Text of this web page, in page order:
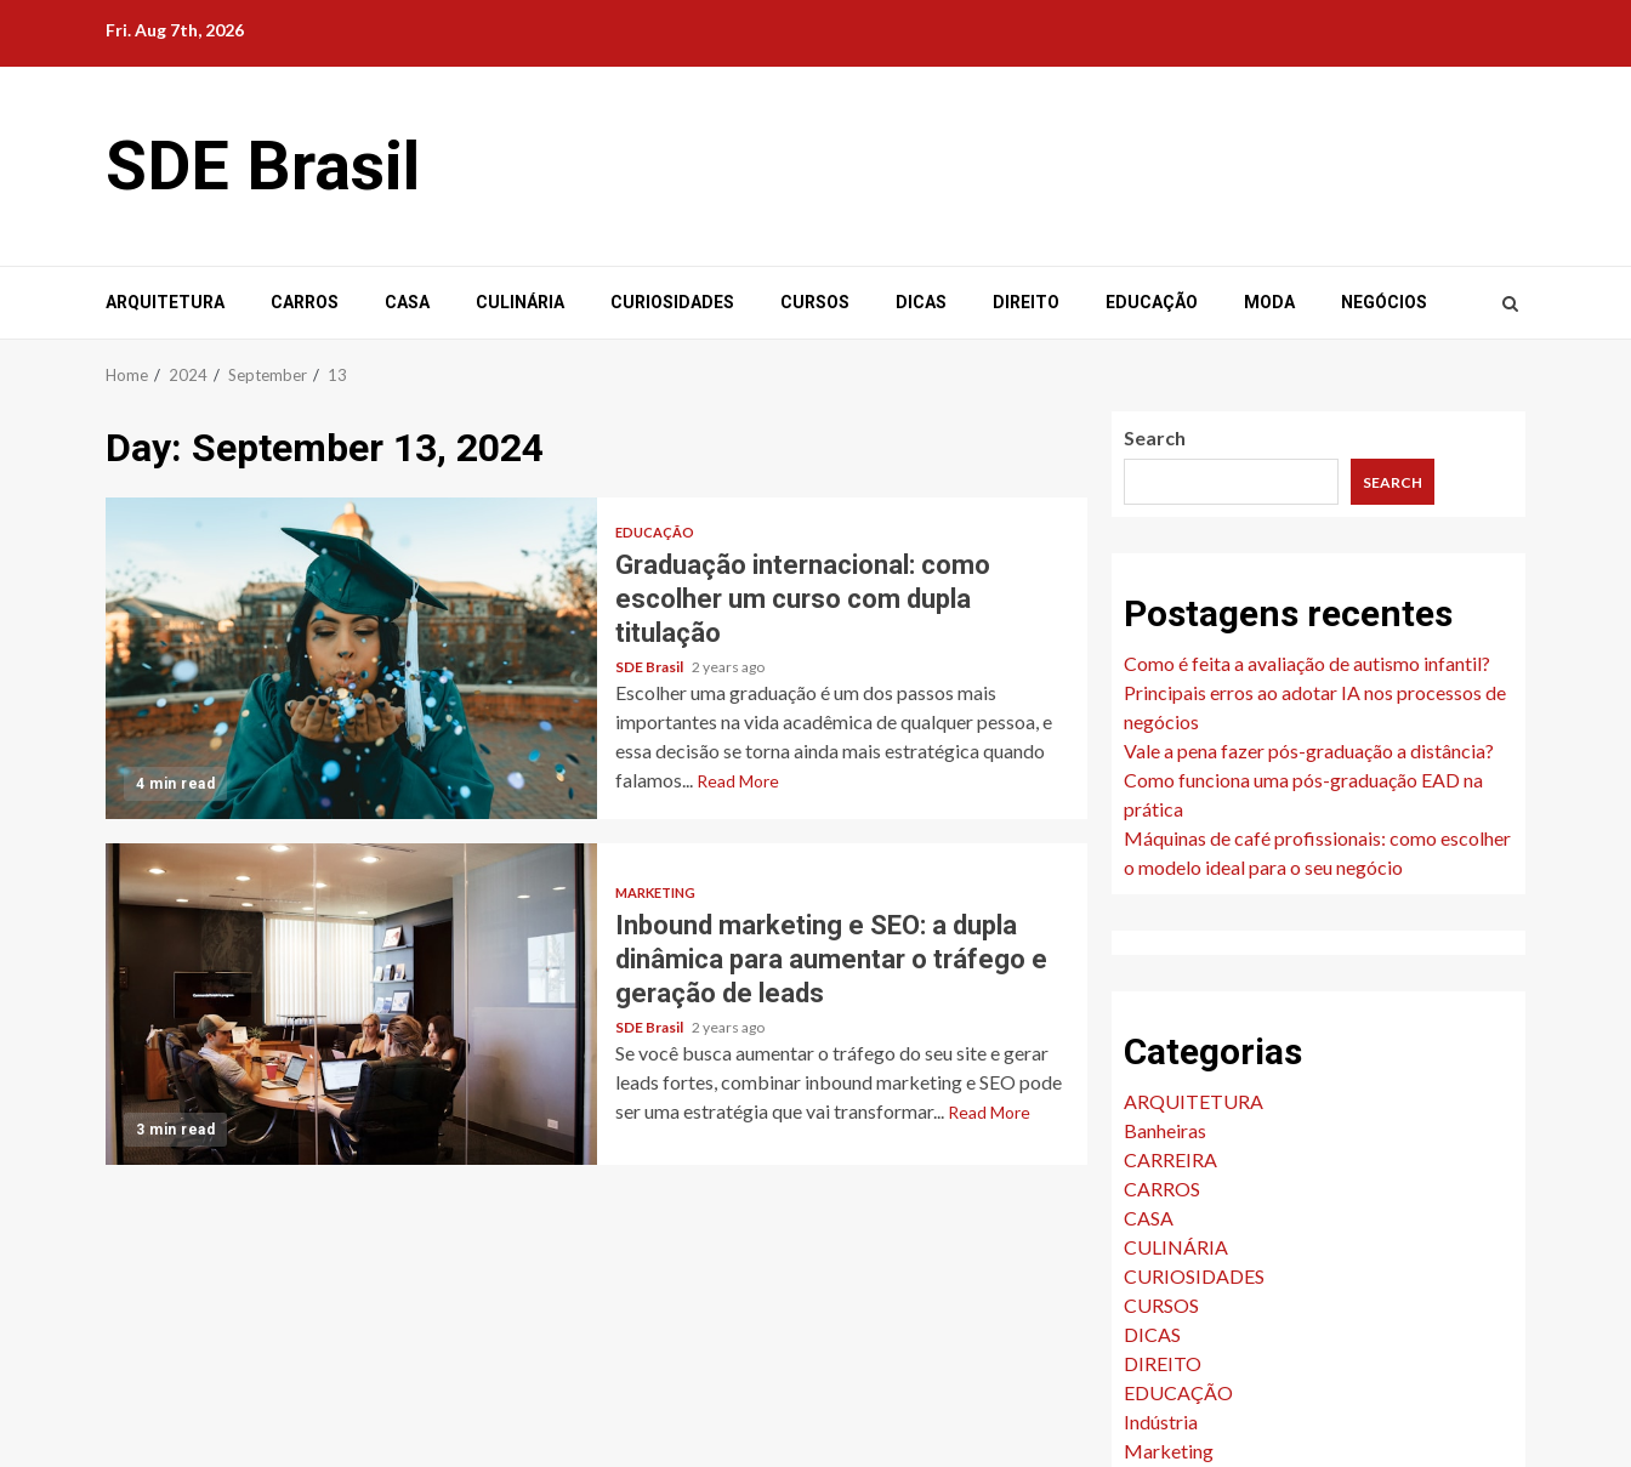
content
Fri. Aug 7th, 2026
SDE Brasil
ARQUITETURA CARROS CASA CULINÁRIA CURIOSIDADES CURSOS DICAS DIREITO EDUCAÇÃO MODA NEGÓCIOS
Home 2024 September 13
Day: September 13, 2024
4 min read
EDUCAÇÃO
Graduação internacional: como
escolher um curso com dupla
titulação
SDE Brasil 2 years ago
Escolher uma graduação é um dos passos mais
importantes na vida acadêmica de qualquer pessoa, e
essa decisão se torna ainda mais estratégica quando
falamos...
Read More
3 min read
MARKETING
Inbound marketing e SEO: a dupla
dinâmica para aumentar o tráfego e
geração de leads
SDE Brasil 2 years ago
Se você busca aumentar o tráfego do seu site e gerar
leads fortes, combinar inbound marketing e SEO pode
ser uma estratégia que vai transformar...
Read More
Search
SEARCH
Postagens recentes
Como é feita a avaliação de autismo infantil?
Principais erros ao adotar IA nos processos de
negócios
Vale a pena fazer pós-graduação a distância?
Como funciona uma pós-graduação EAD na
prática
Máquinas de café profissionais: como escolher
o modelo ideal para o seu negócio
Categorias
ARQUITETURA
Banheiras
CARREIRA
CARROS
CASA
CULINÁRIA
CURIOSIDADES
CURSOS
DICAS
DIREITO
EDUCAÇÃO
Indústria
Marketing